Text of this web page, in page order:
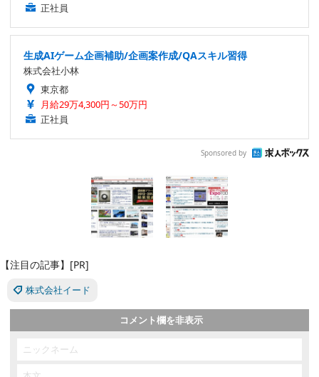
正社員
生成AIゲーム企画補助/企画案作成/QAスキル習得
株式会社小林
東京都
月給29万4,300円～50万円
正社員
Sponsored by
【注目の記事】[PR]
株式会社イード
コメント欄を非表示